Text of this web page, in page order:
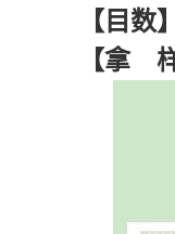
【目数
【拿